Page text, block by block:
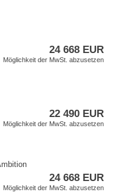
24 668 EUR
Möglichkeit der MwSt. abzusetzen
22 490 EUR
Möglichkeit der MwSt. abzusetzen
24 668 EUR
Möglichkeit der MwSt. abzusetzen